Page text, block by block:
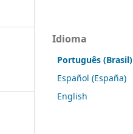
Idioma
Português (Brasil)
Español (España)
English